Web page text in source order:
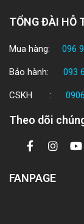
TỔNG ĐÀI HỖ
Mua hàng: 096
Bảo hành: 093
CSKH :
Theo dõi
FANPAGE